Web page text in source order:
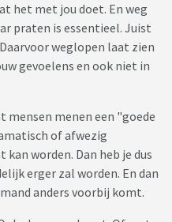
het met jou doet. En weg
praten is essentieel. Juist
weglopen laat zien
gevoelens en ook niet in
menen een "goede
of afwezig
worden. Dan heb je dus
erger zal worden. En dan
anders voorbij komt.